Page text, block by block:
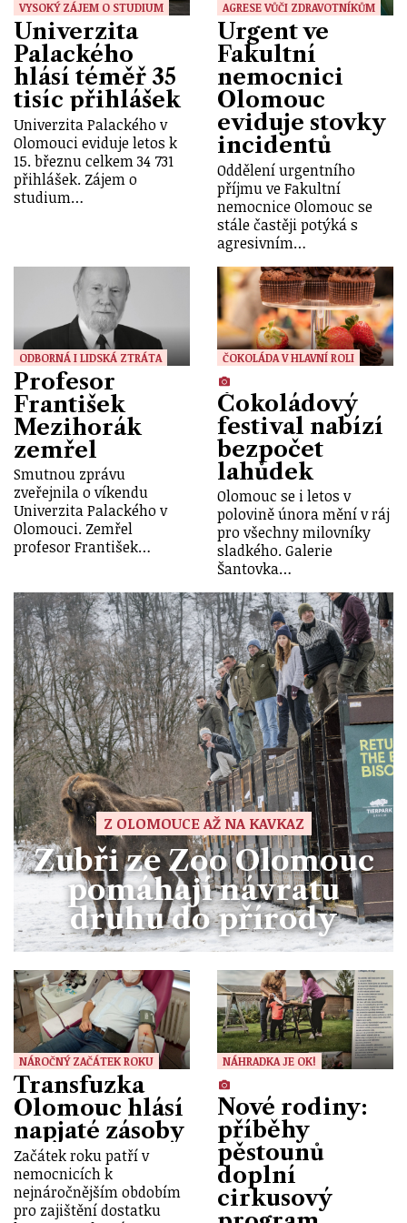
VYSOKÝ ZÁJEM O STUDIUM
Univerzita
Palackého
hlásí téměř 35
tisíc přihlášek
Univerzita Palackého v
Olomouci eviduje letos k
15. březnu celkem 34 731
přihlášek. Zájem o
studium…
AGRESE VŮČI ZDRAVOTNÍKŮM
Urgent ve
Fakultní
nemocnici
Olomouc
eviduje stovky
incidentů
Oddělení urgentního
příjmu ve Fakultní
nemocnice Olomouc se
stále častěji potýká s
agresivním…
ODBORNÁ I LIDSKÁ ZTRÁTA
Profesor
František
Mezihorák
zemřel
Smutnou zprávu
zveřejnila o víkendu
Univerzita Palackého v
Olomouci. Zemřel
profesor František…
ČOKOLÁDA V HLAVNÍ ROLI
Čokoládový
festival nabízí
bezpočet
lahůdek
Olomouc se i letos v
polovině února mění v ráj
pro všechny milovníky
sladkého. Galerie
Šantovka…
Z OLOMOUCE AŽ NA KAVKAZ
Zubři ze Zoo Olomouc
pomáhají návratu
druhu do přírody
NÁROČNÝ ZAČÁTEK ROKU
Transfuzka
Olomouc hlásí
napjaté zásoby
Začátek roku patří v
nemocnicích k
nejnáročnějším obdobím
pro zajištění dostatku
NÁHRADKA JE OK!
Nové rodiny:
příběhy
pěstounů
doplní
cirkusový